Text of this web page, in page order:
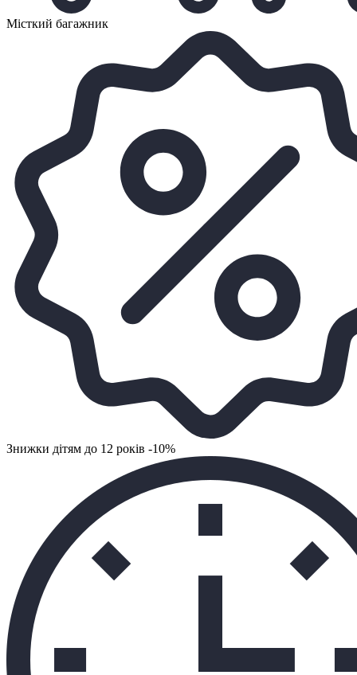
Місткий багажник
Знижки дітям до 12 років -10%